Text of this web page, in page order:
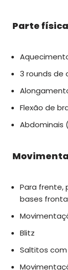
Parte física
3 rounds de
Flexão de
Abdominais
Para frente,
bases
Blitz
Saltitos com